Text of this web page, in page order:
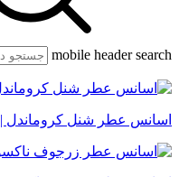
mobile header search
اسانس عطر شنل کروماندل | Chanel Coromandel